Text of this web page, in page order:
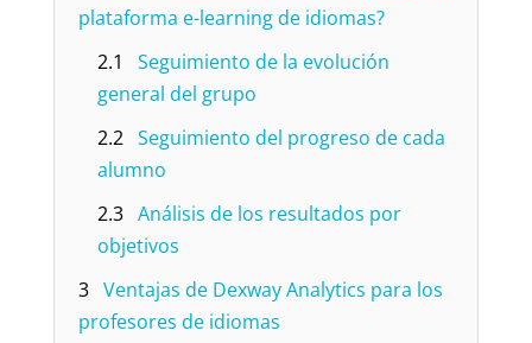
plataforma e-learning de idiomas?
2.1
Seguimiento de la evolución
general del grupo
2.2 Seguimiento del progreso de cada
alumno
2.3 Análisis de los resultados por
objetivos
3 Ventajas de Dexway Analytics para los
profesores de idiomas